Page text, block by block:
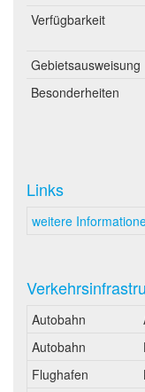
Verfügbarkeit
Gebietsausweisung
Besonderheiten
Links
weitere
Autobahn
Autobahn
Flughafen